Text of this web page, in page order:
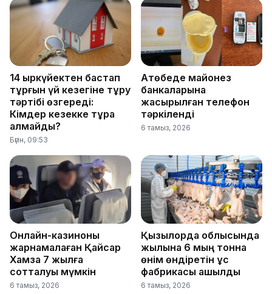
14 қыркүйектен бастап
тұрғын үй кезегіне тұру
тәртібі өзгереді:
Кімдер кезекке тұра
алмайды?
Бүгін, 09:53
Ақтөбеде майонез
банкаларына
жасырылған телефон
тәркіленді
6 тамыз, 2026
Онлайн-казиноны
жарнамалаған Қайсар
Хамза 7 жылға
сотталуы мүмкін
6 тамыз, 2026
Қызылорда облысында
жылына 6 мың тонна
өнім өндіретін құс
фабрикасы ашылды
6 тамыз, 2026